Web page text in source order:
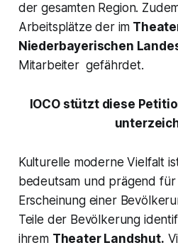
der gesamten Region.
Arbeitsplätze der im
Niederbayerischen
Mitarbeiter gefährdet.
IOCO stützt diese
Kulturelle moderne Vielfalt
bedeutsam und prägend für
Erscheinung einer
Teile der Bevölkerung
ihrem Theater Landshut.